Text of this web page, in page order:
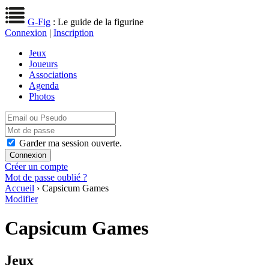
G-Fig : Le guide de la figurine
Connexion | Inscription
Jeux
Joueurs
Associations
Agenda
Photos
Garder ma session ouverte.
Créer un compte
Mot de passe oublié ?
Accueil › Capsicum Games
Modifier
Capsicum Games
Jeux